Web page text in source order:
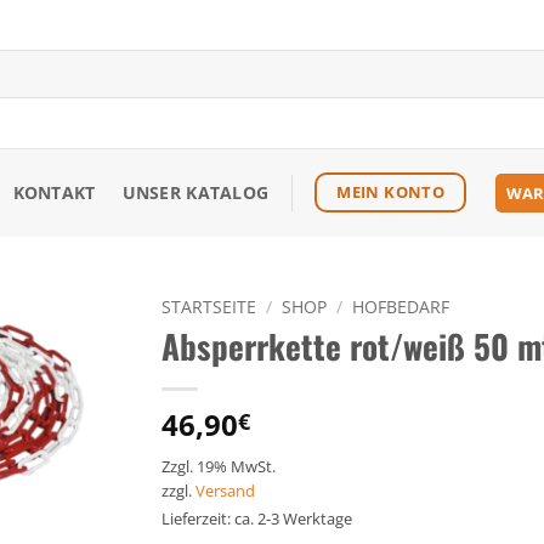
KONTAKT UNSER KATALOG MEIN KONTO
Zu den
Favoriten
hinzufügen
STARTSEITE / SHOP / HOFBEDARF
Absperrkette rot/weiß 50
46,90€
Zzgl. 19% MwSt.
zzgl.Versand
Lieferzeit: ca. 2-3 Werktage